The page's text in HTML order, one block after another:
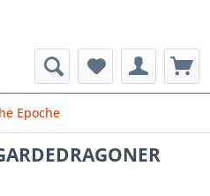
Epoche